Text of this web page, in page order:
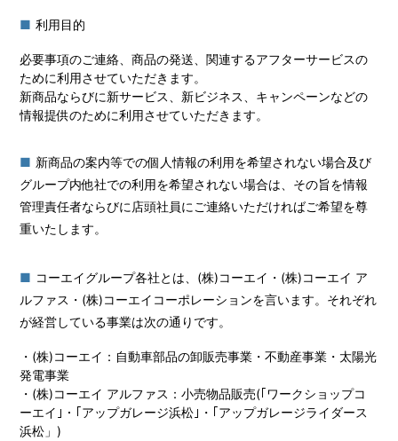
利用目的
必要事項のご連絡、商品の発送、関連するアフターサービスの
ために利用させていただきます。
新商品ならびに新サービス、新ビジネス、キャンペーンなどの
情報提供のために利用させていただきます。
新商品の案内等での個人情報の利用を希望されない場合及び
グループ内他社での利用を希望されない場合は、その旨を情報
管理責任者ならびに店頭社員にご連絡いただければご希望を尊
重いたします。
コーエイグループ各社とは、(株)コーエイ・(株)コーエイ ア
ルファス・(株)コーエイコーポレーションを言います。それぞれ
が経営している事業は次の通りです。
・(株)コーエイ：自動車部品の卸販売事業・不動産事業・太陽光
発電事業
・(株)コーエイ アルファス：小売物品販売(｢ワークショップコ
ーエイ｣・｢アップガレージ浜松｣・｢アップガレージライダース
浜松」)